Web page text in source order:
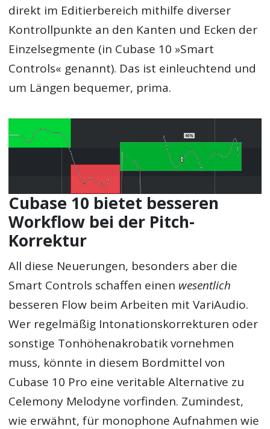
direkt im Editierbereich mithilfe diverser
Kontrollpunkte an den Kanten und Ecken der
Einzelsegmente (in Cubase 10 »Smart
Controls« genannt). Das ist einleuchtend und
um Längen bequemer, prima.
Cubase 10 bietet besseren
Workflow bei der Pitch-
Korrektur
All diese Neuerungen, besonders aber die
Smart Controls schaffen einen wesentlich
besseren Flow beim Arbeiten mit VariAudio.
Wer regelmäßig Intonationskorrekturen oder
sonstige Tonhöhenakrobatik vornehmen
muss, könnte in diesem Bordmittel von
Cubase 10 Pro eine veritable Alternative zu
Celemony Melodyne vorfinden. Zumindest,
wie erwähnt, für monophone Aufnahmen wie